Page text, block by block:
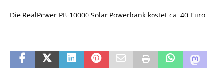
Die RealPower PB-10000 Solar Powerbank kostet ca. 40 Euro.